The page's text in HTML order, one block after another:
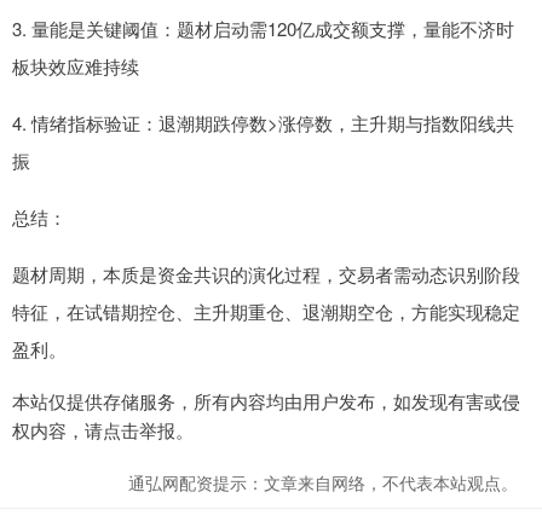
3. 量能是关键阈值：题材启动需120亿成交额支撑，量能不济时
板块效应难持续
4. 情绪指标验证：退潮期跌停数>涨停数，主升期与指数阳线共
振
总结：
题材周期，本质是资金共识的演化过程，交易者需动态识别阶段
特征，在试错期控仓、主升期重仓、退潮期空仓，方能实现稳定
盈利。
本站仅提供存储服务，所有内容均由用户发布，如发现有害或侵
权内容，请点击举报。
通弘网配资提示：文章来自网络，不代表本站观点。